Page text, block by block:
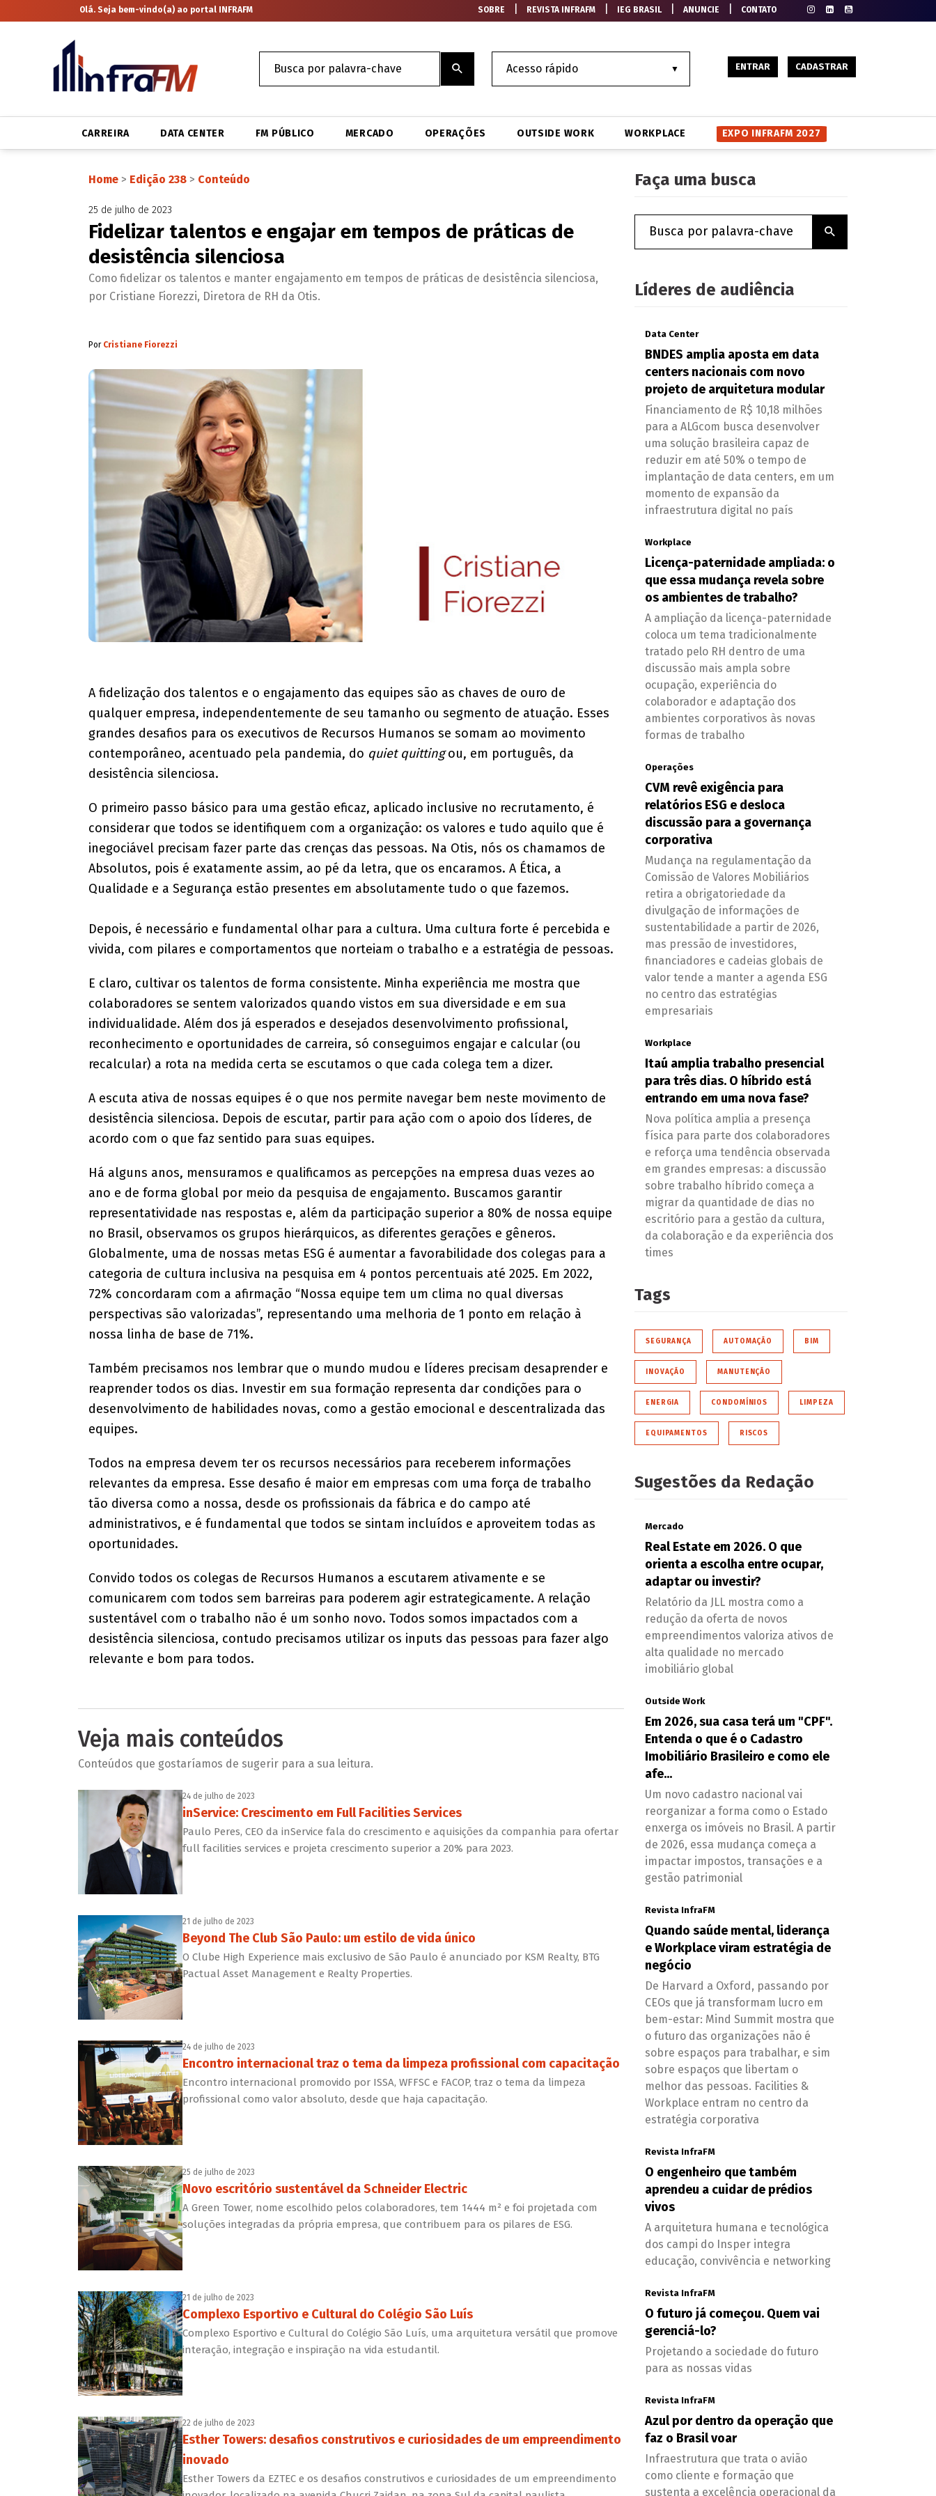
Olá. Seja bem-vindo(a) ao portal INFRAFM SOBRE REVISTA INFRAFM IEG BRASIL|ANUNCIE CONTATO
ENTRAR CADASTRAR
CARREIRA DATA CENTER FM PÚBLICO MERCADO OPERAÇÕES OUTSIDE WORK WORKPLACE EXPO INFRAFM 2027
Home> Edição 238> Conteúdo
25 de julho de 2023
Fidelizar talentos e engajar em tempos de práticas de
desistência silenciosa
Como fidelizar os talentos e manter engajamento em tempos de práticas de desistência silenciosa,
por Cristiane Fiorezzi, Diretora de RH da Otis.
PorCristiane Fiorezzi
A fidelização dos talentos e o engajamento das equipes são as chaves de ouro de
qualquer empresa, independentemente de seu tamanho ou segmento de atuação. Esses
grandes desafios para os executivos de Recursos Humanos se somam ao movimento
contemporâneo, acentuado pela pandemia, do quiet quittingou, em português, da
desistência silenciosa.
O primeiro passo básico para uma gestão eficaz, aplicado inclusive no recrutamento, é
considerar que todos se identifiquem com a organização: os valores e tudo aquilo que é
inegociável precisam fazer parte das crenças das pessoas. Na Otis, nós os chamamos de
Absolutos, pois é exatamente assim, ao pé da letra, que os encaramos. A Ética, a
Qualidade e a Segurança estão presentes em absolutamente tudo o que fazemos.
Depois, é necessário e fundamental olhar para a cultura. Uma cultura forte é percebida e
vivida, com pilares e comportamentos que norteiam o trabalho e a estratégia de pessoas.
E claro, cultivar os talentos de forma consistente. Minha experiência me mostra que
colaboradores se sentem valorizados quando vistos em sua diversidade e em sua
individualidade. Além dos já esperados e desejados desenvolvimento profissional,
reconhecimento e oportunidades de carreira, só conseguimos engajar e calcular (ou
recalcular) a rota na medida certa se escutamos o que cada colega tem a dizer.
A escuta ativa de nossas equipes é o que nos permite navegar bem neste movimento de
desistência silenciosa. Depois de escutar, partir para ação com o apoio dos líderes, de
acordo com o que faz sentido para suas equipes.
Há alguns anos, mensuramos e qualificamos as percepções na empresa duas vezes ao
ano e de forma global por meio da pesquisa de engajamento. Buscamos garantir
representatividade nas respostas e, além da participação superior a 80% de nossa equipe
no Brasil, observamos os grupos hierárquicos, as diferentes gerações e gêneros.
Globalmente, uma de nossas metas ESG é aumentar a favorabilidade dos colegas para a
categoria de cultura inclusiva na pesquisa em 4 pontos percentuais até 2025. Em 2022,
72% concordaram com a afirmação “Nossa equipe tem um clima no qual diversas
perspectivas são valorizadas”, representando uma melhoria de 1 ponto em relação à
nossa linha de base de 71%.
Também precisamos nos lembrar que o mundo mudou e líderes precisam desaprender e
reaprender todos os dias. Investir em sua formação representa dar condições para o
desenvolvimento de habilidades novas, como a gestão emocional e descentralizada das
equipes.
Todos na empresa devem ter os recursos necessários para receberem informações
relevantes da empresa. Esse desafio é maior em empresas com uma força de trabalho
tão diversa como a nossa, desde os profissionais da fábrica e do campo até
administrativos, e é fundamental que todos se sintam incluídos e aproveitem todas as
oportunidades.
Convido todos os colegas de Recursos Humanos a escutarem ativamente e se
comunicarem com todos sem barreiras para poderem agir estrategicamente. A relação
sustentável com o trabalho não é um sonho novo. Todos somos impactados com a
desistência silenciosa, contudo precisamos utilizar os inputs das pessoas para fazer algo
relevante e bom para todos.
Veja mais conteúdos
Conteúdos que gostaríamos de sugerir para a sua leitura.
24 de julho de 2023
inService: Crescimento em Full Facilities Services
Paulo Peres, CEO da inService fala do crescimento e aquisições da companhia para ofertar
full facilities services e projeta crescimento superior a 20% para 2023.
21 de julho de 2023
Beyond The Club São Paulo: um estilo de vida único
O Clube High Experience mais exclusivo de São Paulo é anunciado por KSM Realty, BTG
Pactual Asset Management e Realty Properties.
24 de julho de 2023
Encontro internacional traz o tema da limpeza profissional com capacitação
Encontro internacional promovido por ISSA, WFFSC e FACOP, traz o tema da limpeza
profissional como valor absoluto, desde que haja capacitação.
25 de julho de 2023
Novo escritório sustentável da Schneider Electric
A Green Tower, nome escolhido pelos colaboradores, tem 1444 m² e foi projetada com
soluções integradas da própria empresa, que contribuem para os pilares de ESG.
21 de julho de 2023
Complexo Esportivo e Cultural do Colégio São Luís
Complexo Esportivo e Cultural do Colégio São Luís, uma arquitetura versátil que promove
interação, integração e inspiração na vida estudantil.
22 de julho de 2023
Esther Towers: desafios construtivos e curiosidades de um empreendimento
inovado
Esther Towers da EZTEC e os desafios construtivos e curiosidades de um empreendimento
Faça uma busca
Líderes de audiência
Data Center
BNDES amplia aposta em data
centers nacionais com novo
projeto de arquitetura modular
Financiamento de R$ 10,18 milhões
para a ALGcom busca desenvolver
uma solução brasileira capaz de
reduzir em até 50% o tempo de
implantação de data centers, em um
momento de expansão da
infraestrutura digital no país
Workplace
Licença-paternidade ampliada: o
que essa mudança revela sobre
os ambientes de trabalho?
A ampliação da licença-paternidade
coloca um tema tradicionalmente
tratado pelo RH dentro de uma
discussão mais ampla sobre
ocupação, experiência do
colaborador e adaptação dos
ambientes corporativos às novas
formas de trabalho
Operações
CVM revê exigência para
relatórios ESG e desloca
discussão para a governança
corporativa
Mudança na regulamentação da
Comissão de Valores Mobiliários
retira a obrigatoriedade da
divulgação de informações de
sustentabilidade a partir de 2026,
mas pressão de investidores,
financiadores e cadeias globais de
valor tende a manter a agenda ESG
no centro das estratégias
empresariais
Workplace
Itaú amplia trabalho presencial
para três dias. O híbrido está
entrando em uma nova fase?
Nova política amplia a presença
física para parte dos colaboradores
e reforça uma tendência observada
em grandes empresas: a discussão
sobre trabalho híbrido começa a
migrar da quantidade de dias no
escritório para a gestão da cultura,
da colaboração e da experiência dos
times
Tags
SEGURANÇA AUTOMAÇÃO BIM
INOVAÇÃO MANUTENÇÃO
ENERGIA CONDOMÍNIOS LIMPEZA
EQUIPAMENTOS RISCOS
Sugestões da Redação
Mercado
Real Estate em 2026. O que
orienta a escolha entre ocupar,
adaptar ou investir?
Relatório da JLL mostra como a
redução da oferta de novos
empreendimentos valoriza ativos de
alta qualidade no mercado
imobiliário global
Outside Work
Em 2026, sua casa terá um "CPF".
Entenda o que é o Cadastro
Imobiliário Brasileiro e como ele
afe...
Um novo cadastro nacional vai
reorganizar a forma como o Estado
enxerga os imóveis no Brasil. A partir
de 2026, essa mudança começa a
impactar impostos, transações e a
gestão patrimonial
Revista InfraFM
Quando saúde mental, liderança
e Workplace viram estratégia de
negócio
De Harvard a Oxford, passando por
CEOs que já transformam lucro em
bem-estar: Mind Summit mostra que
o futuro das organizações não é
sobre espaços para trabalhar, e sim
sobre espaços que libertam o
melhor das pessoas. Facilities &
Workplace entram no centro da
estratégia corporativa
Revista InfraFM
O engenheiro que também
aprendeu a cuidar de prédios
vivos
A arquitetura humana e tecnológica
dos campi do Insper integra
educação, convivência e networking
Revista InfraFM
O futuro já começou. Quem vai
gerenciá-lo?
Projetando a sociedade do futuro
para as nossas vidas
Revista InfraFM
Azul por dentro da operação que
faz o Brasil voar
Infraestrutura que trata o avião
como cliente e formação que
sustenta a excelência operacional da